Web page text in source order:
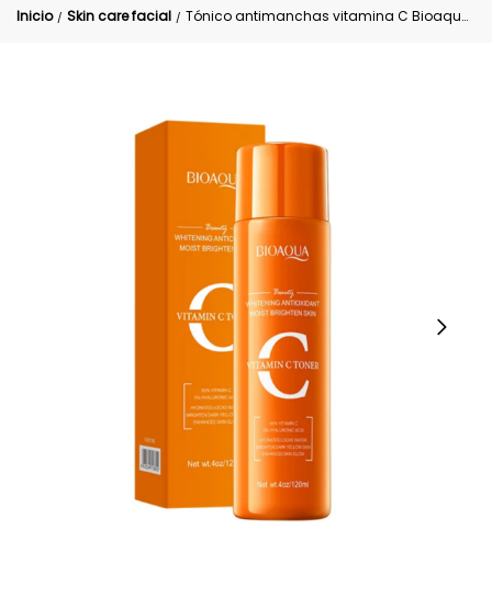
Inicio / Skin care facial / Tónico antimanchas vitamina C Bioaqua Caja Naranja